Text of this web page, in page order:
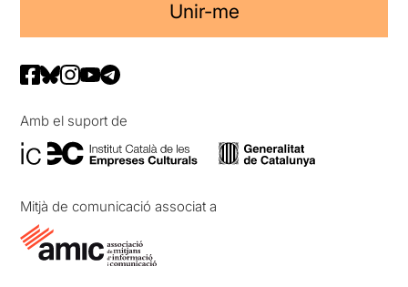
Unir-me
Amb el suport de
Mitjà de comunicació associat a